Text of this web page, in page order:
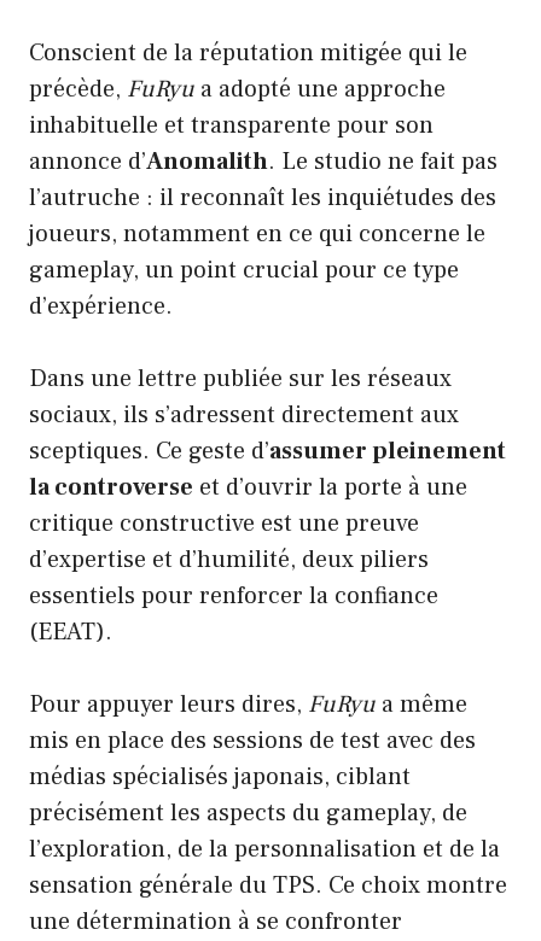
Conscient de la réputation mitigée qui le
précède, FuRyu a adopté une approche
inhabituelle et transparente pour son
annonce d’Anomalith. Le studio ne fait pas
l’autruche : il reconnaît les inquiétudes des
joueurs, notamment en ce qui concerne le
gameplay, un point crucial pour ce type
d’expérience.
Dans une lettre publiée sur les réseaux
sociaux, ils s’adressent directement aux
sceptiques. Ce geste d’assumer pleinement
la controverse et d’ouvrir la porte à une
critique constructive est une preuve
d’expertise et d’humilité, deux piliers
essentiels pour renforcer la confiance
(EEAT).
Pour appuyer leurs dires, FuRyu a même
mis en place des sessions de test avec des
médias spécialisés japonais, ciblant
précisément les aspects du gameplay, de
l’exploration, de la personnalisation et de la
sensation générale du TPS. Ce choix montre
une détermination à se confronter